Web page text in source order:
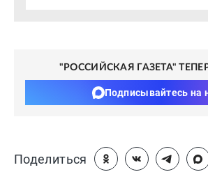
"РОССИЙСКАЯ ГАЗЕТА"
Подписывайтесь на
Поделиться